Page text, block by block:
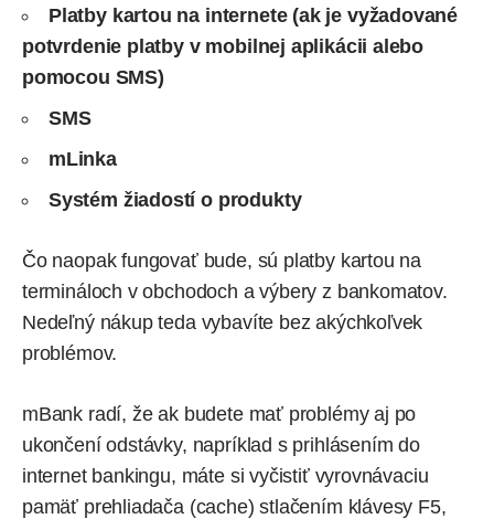
Platby kartou na internete (ak je vyžadované
potvrdenie platby v mobilnej aplikácii alebo
pomocou SMS)
SMS
mLinka
Systém žiadostí o produkty
Čo naopak fungovať bude, sú platby kartou na
termináloch v obchodoch a výbery z bankomatov.
Nedeľný nákup teda vybavíte bez akýchkoľvek
problémov.
mBank radí, že ak budete mať problémy aj po
ukončení odstávky, napríklad s prihlásením do
internet bankingu, máte si vyčistiť vyrovnávaciu
pamäť prehliadača (cache) stlačením klávesy F5,